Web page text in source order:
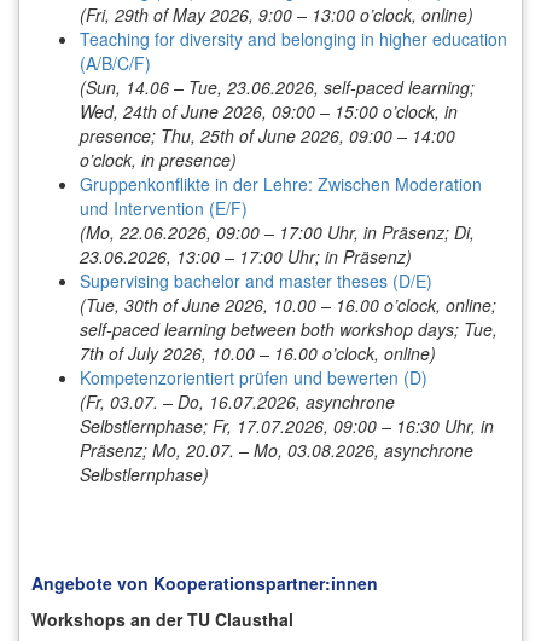
(Fri, 29th of May 2026, 9:00 – 13:00 o’clock, online)
Teaching for diversity and belonging in higher education
(A/B/C/F)
(Sun, 14.06 – Tue, 23.06.2026, self-paced learning;
Wed, 24th of June 2026, 09:00 – 15:00 o’clock, in
presence; Thu, 25th of June 2026, 09:00 – 14:00
o’clock, in presence)
Gruppenkonflikte in der Lehre: Zwischen Moderation
und Intervention (E/F)
(Mo, 22.06.2026, 09:00 – 17:00 Uhr, in Präsenz; Di,
23.06.2026, 13:00 – 17:00 Uhr; in Präsenz)
Supervising bachelor and master theses (D/E)
(Tue, 30th of June 2026, 10.00 – 16.00 o’clock, online;
self-paced learning between both workshop days; Tue,
7th of July 2026, 10.00 – 16.00 o’clock, online)
Kompetenzorientiert prüfen und bewerten (D)
(Fr, 03.07. – Do, 16.07.2026, asynchrone
Selbstlernphase; Fr, 17.07.2026, 09:00 – 16:30 Uhr, in
Präsenz; Mo, 20.07. – Mo, 03.08.2026, asynchrone
Selbstlernphase)
Angebote von Kooperationspartner:innen
Workshops an der TU Clausthal